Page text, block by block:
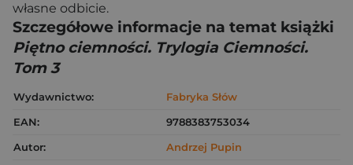
własne odbicie.
Szczegółowe informacje na temat książki
Piętno ciemności. Trylogia Ciemności.
Tom 3
Wydawnictwo:
Fabryka Słów
EAN:
9788383753034
Autor:
Andrzej Pupin